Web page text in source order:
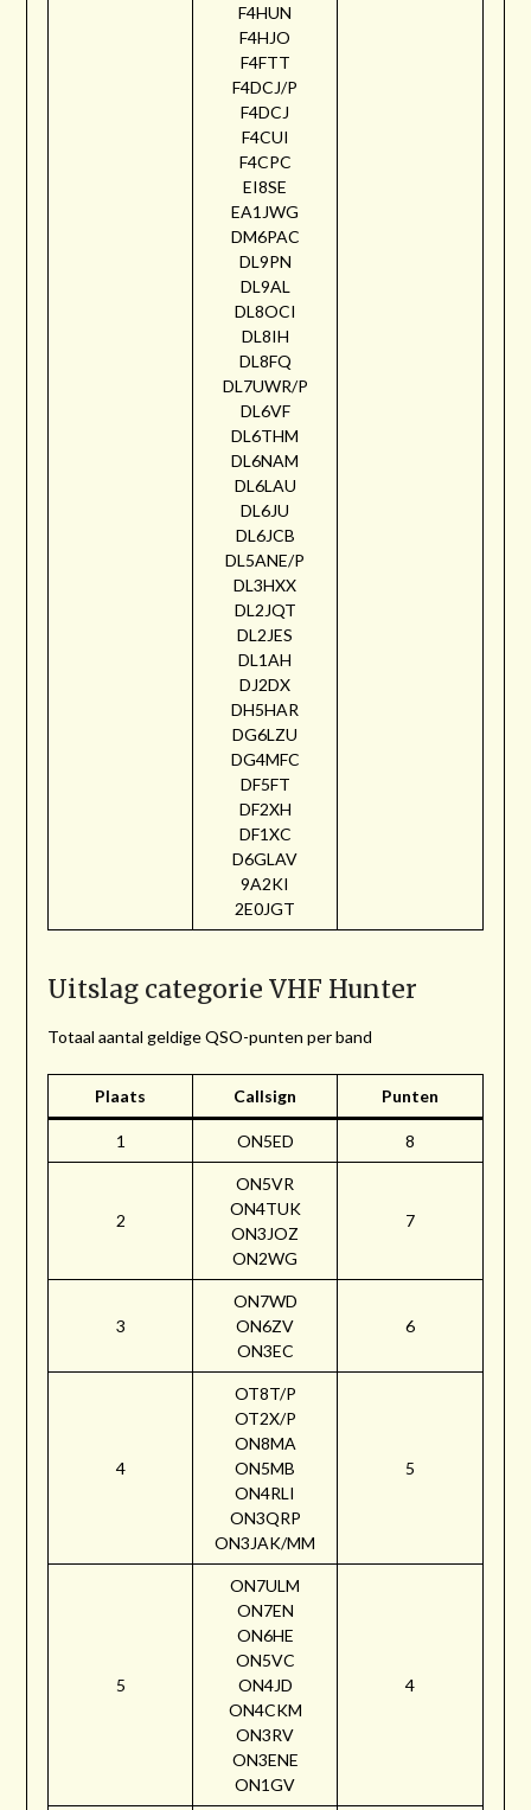
F4HUN
F4HJO
F4FTT
F4DCJ/P
F4DCJ
F4CUI
F4CPC
EI8SE
EA1JWG
DM6PAC
DL9PN
DL9AL
DL8OCI
DL8IH
DL8FQ
DL7UWR/P
DL6VF
DL6THM
DL6NAM
DL6LAU
DL6JU
DL6JCB
DL5ANE/P
DL3HXX
DL2JQT
DL2JES
DL1AH
DJ2DX
DH5HAR
DG6LZU
DG4MFC
DF5FT
DF2XH
DF1XC
D6GLAV
9A2KI
2E0JGT
Uitslag categorie VHF Hunter
Totaal aantal geldige QSO-punten per band
Plaats Callsign Punten
1 ON5ED 8
2
ON5VR
ON4TUK
ON3JOZ
ON2WG
7
3
ON7WD
ON6ZV
ON3EC
6
4
OT8T/P
OT2X/P
ON8MA
ON5MB
ON4RLI
ON3QRP
ON3JAK/MM
5
5
ON7ULM
ON7EN
ON6HE
ON5VC
ON4JD
ON4CKM
ON3RV
ON3ENE
ON1GV
4